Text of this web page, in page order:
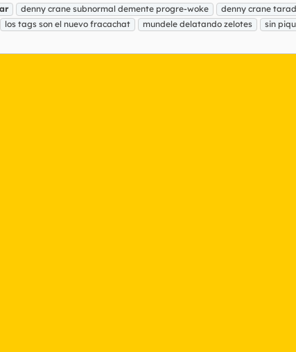
denny crane subnormal demente progre-woke denny crane
los tags son el nuevo fracachat mundele delatando zelotes sin